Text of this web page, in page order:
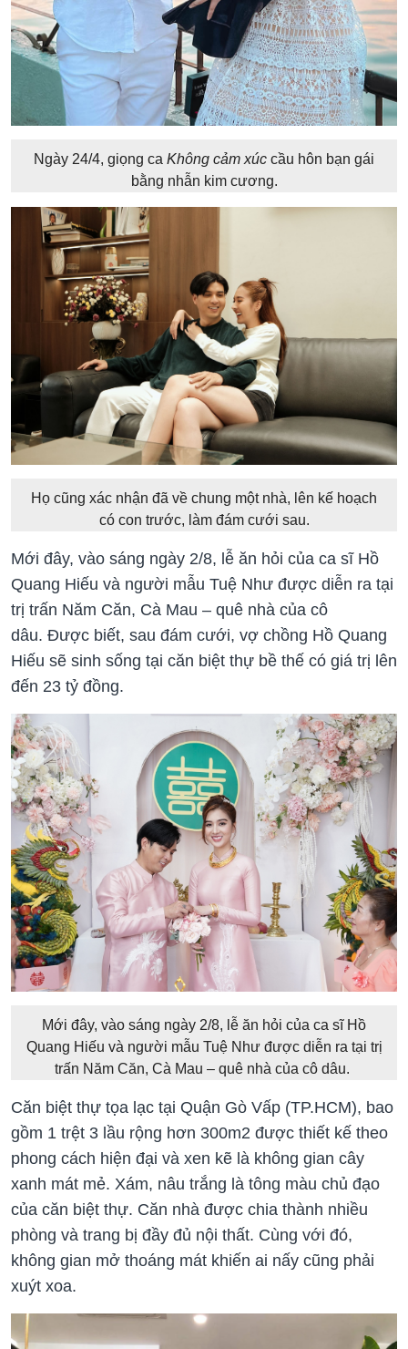
Ngày 24/4, giọng ca Không cảm xúc cầu hôn bạn gái
bằng nhẫn kim cương.
Họ cũng xác nhận đã về chung một nhà, lên kế hoạch
có con trước, làm đám cưới sau.
Mới đây, vào sáng ngày 2/8, lễ ăn hỏi của ca sĩ Hồ
Quang Hiếu và người mẫu Tuệ Như được diễn ra tại
trị trấn Năm Căn, Cà Mau – quê nhà của cô
dâu. Được biết, sau đám cưới, vợ chồng Hồ Quang
Hiếu sẽ sinh sống tại căn biệt thự bề thế có giá trị lên
đến 23 tỷ đồng.
Mới đây, vào sáng ngày 2/8, lễ ăn hỏi của ca sĩ Hồ
Quang Hiếu và người mẫu Tuệ Như được diễn ra tại trị
trấn Năm Căn, Cà Mau – quê nhà của cô dâu.
Căn biệt thự tọa lạc tại Quận Gò Vấp (TP.HCM), bao
gồm 1 trệt 3 lầu rộng hơn 300m2 được thiết kế theo
phong cách hiện đại và xen kẽ là không gian cây
xanh mát mẻ. Xám, nâu trắng là tông màu chủ đạo
của căn biệt thự. Căn nhà được chia thành nhiều
phòng và trang bị đầy đủ nội thất. Cùng với đó,
không gian mở thoáng mát khiến ai nấy cũng phải
xuýt xoa.